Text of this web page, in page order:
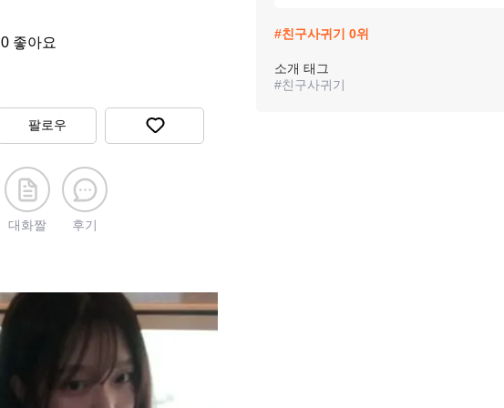
0 좋아요
팔로우
대화짤 후기
#친구사귀기 0위
소개 태그
#친구사귀기